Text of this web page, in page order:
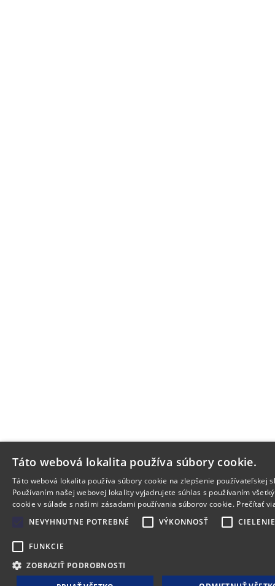
Táto webová lokalita používa súbory cookie.
Táto webová lokalita používa súbory cookie na zlepšenie používateľskej
Používaním našej webovej lokality vyjadrujete súhlas s používaním
cookie v súlade s našimi zásadami používania súborov cookie. Prečítať
NEVYHNUTNE POTREBNÉ
VÝKONNOSŤ CIELENIE
FUNKCIE
ZOBRAZIŤ PODROBNOSTI